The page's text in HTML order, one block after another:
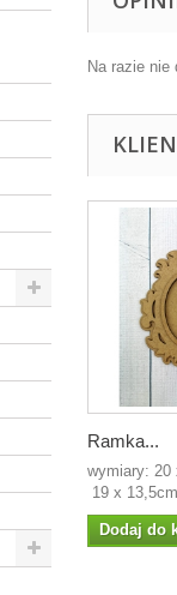
Na razie nie
Ramka...
19 x
Dodaj do